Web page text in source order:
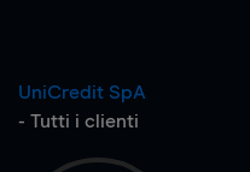
UniCredit SpA
- Tutti i clienti